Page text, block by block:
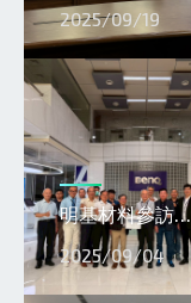
2025/09/19
明基材料參訪…
2025/09/04